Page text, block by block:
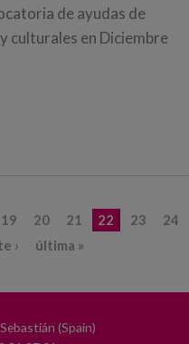
de ayudas de
culturales en Diciembre
19 20 21 22 23
24
› última »
(Spain)